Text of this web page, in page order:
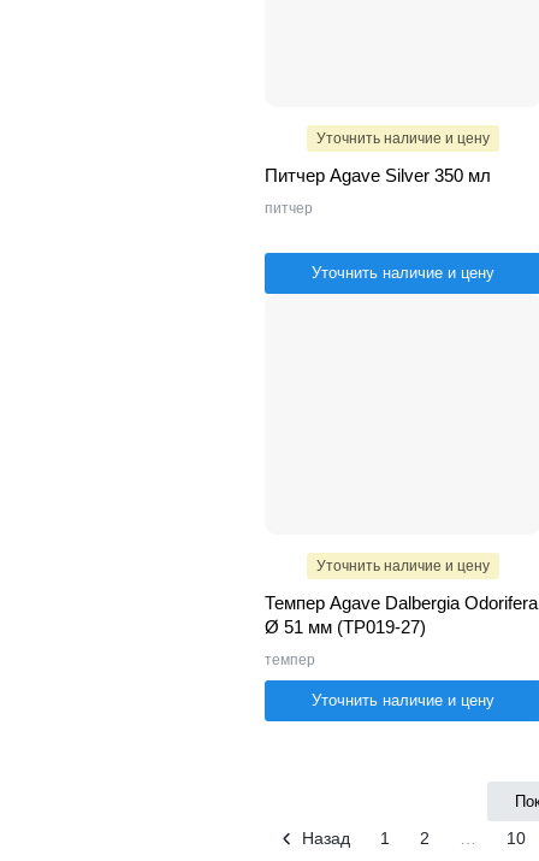
Уточнить наличие и цену
Питчер Agave Silver 350 мл
питчер
Уточнить наличие и цену
Уточнить наличие и цену
Темпер Agave Dalbergia Odorifera
Ø 51 мм (TP019-27)
темпер
Уточнить наличие и цену
Назад 1 2 …
10